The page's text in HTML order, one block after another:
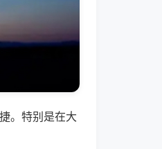
。特别是在大